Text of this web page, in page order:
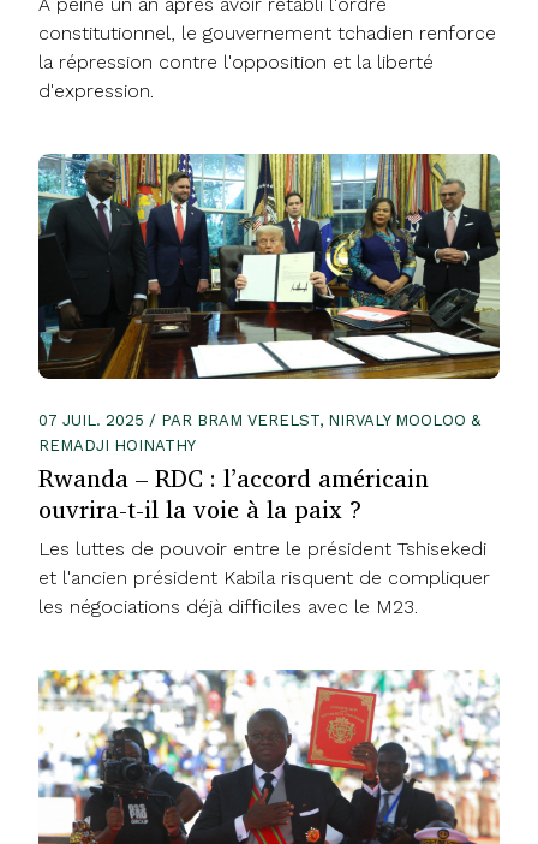
constitutionnel, le gouvernement tchadien renforce
la répression contre l'opposition et la liberté
d'expression.
07 JUIL. 2025 / PAR BRAM VERELST, NIRVALY MOOLOO &
REMADJI HOINATHY
Rwanda – RDC : l’accord américain
ouvrira-t-il la voie à la paix ?
Les luttes de pouvoir entre le président Tshisekedi
et l'ancien président Kabila risquent de compliquer
les négociations déjà difficiles avec le M23.